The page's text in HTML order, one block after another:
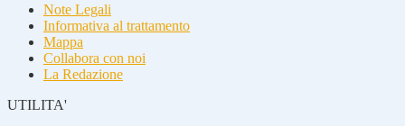
Note Legali
Informativa al trattamento
Mappa
Collabora con noi
La Redazione
UTILITA'